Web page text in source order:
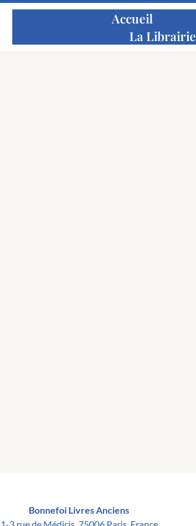
Accueil
La Librairie
Bonnefoi Livres Anciens